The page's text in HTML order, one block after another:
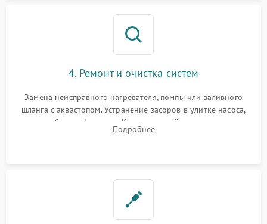
4. Ремонт и очистка систем
Замена неисправного нагревателя, помпы или заливного
шланга с аквастопом. Устранение засоров в улитке насоса,
патрубках и фильтрах. Компонентный ремонт платы
управления, восстановление поврежденной проводки.
Подробнее